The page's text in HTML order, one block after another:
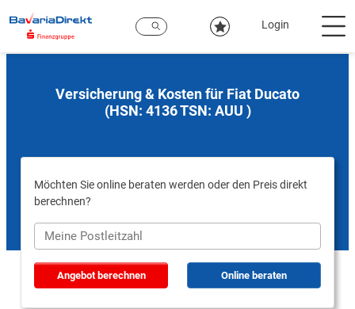
Hauptinhalt
Login
Versicherung & Kosten für Fiat Ducato
(HSN: 4136 TSN: AUU )
Möchten Sie online beraten werden oder den Preis direkt
berechnen?
Angebot berechnen Online beraten